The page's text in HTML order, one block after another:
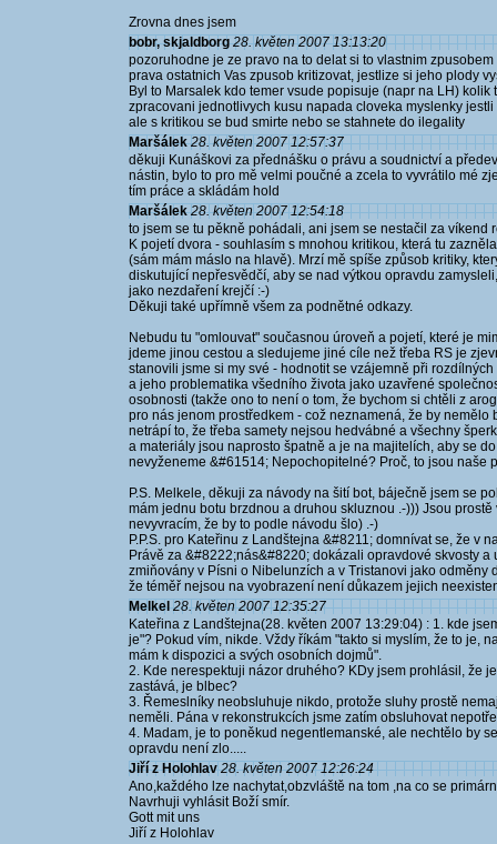
Zrovna dnes jsem
bobr, skjaldborg 28. květen 2007 13:13:20
pozoruhodne je ze pravo na to delat si to vlastnim
prava ostatnich Vas zpusob kritizovat, jestlize si jeho plody
Byl to Marsalek kdo temer vsude popisuje (napr na LH)
zpracovani jednotlivych kusu napada cloveka myslenky
ale s kritikou se bud smirte nebo se stahnete do ilegality
Maršálek 28. květen 2007 12:57:37
děkuji Kunáškovi za přednášku o právu a soudnictví a
nástin, bylo to pro mě velmi poučné a zcela to vyvrátilo mé
tím práce a skládám hold
Maršálek 28. květen 2007 12:54:18
to jsem se tu pěkně pohádali, ani jsem se nestačil za víkend
K pojetí dvora - souhlasím s mnohou kritikou, která tu
(sám mám máslo na hlavě). Mrzí mě spíše způsob kritiky,
diskutující nepřesvědčí, aby se nad výtkou opravdu
jako nezdaření krejčí :-)
Děkuji také upřímně všem za podnětné odkazy.
Nebudu tu "omlouvat" současnou úroveň a pojetí, které je
jdeme jinou cestou a sledujeme jiné cíle než třeba RS je
stanovili jsme si my své - hodnotit se vzájemně při
a jeho problematika všedního života jako uzavřené
osobnosti (takže ono to není o tom, že bychom si chtěli z
pro nás jenom prostředkem - což neznamená, že by
netrápí to, že třeba samety nejsou hedvábné a všechny
a materiály jsou naprosto špatně a je na majitelích, aby se
nevyženeme &#61514; Nepochopitelné? Proč, to jsou naše
P.S. Melkele, děkuji za návody na šití bot, báječně jsem se
mám jednu botu brzdnou a druhou skluznou .-))) Jsou
nevyvracím, že by to podle návodu šlo) .-)
P.P.S. pro Kateřinu z Landštejna &#8211; domnívat se, že v
Právě za &#8222;nás&#8220; dokázali opravdové skvosty
zmiňovány v Písni o Nibelunzích a v Tristanovi jako odměny
že téměř nejsou na vyobrazení není důkazem jejich
Melkel 28. květen 2007 12:35:27
Kateřina z Landštejna(28. květen 2007 13:29:04) : 1. kde
je"? Pokud vím, nikde. Vždy říkám "takto si myslím, že to je,
mám k dispozici a svých osobních dojmů".
2. Kde nerespektuji názor druhého? KDy jsem prohlásil, že
zastává, je blbec?
3. Řemeslníky neobsluhuje nikdo, protože sluhy prostě
neměli. Pána v rekonstrukcích jsme zatím obsluhovat
4. Madam, je to poněkud negentlemanské, ale nechtělo by
opravdu není zlo.....
Jiří z Holohlav 28. květen 2007 12:26:24
Ano,každého lze nachytat,obzvláště na tom ,na co se
Navrhuji vyhlásit Boží smír.
Gott mit uns
Jiří z Holohlav